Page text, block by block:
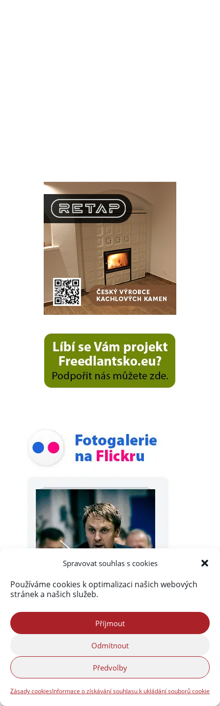
Spravovat souhlas s cookies
Používáme cookies k optimalizaci našich webových
stránek a našich služeb.
Příjmout
Odmítnout
Předvolby
Zásady cookiesInformace o získávání souhlasu k ukládání souborů cookie